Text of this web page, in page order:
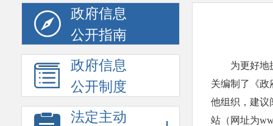
政府信息
公开指南
政府信息
公开制度
法定主动
为更好地
关编制了《政
他组织，建议
站（网址为